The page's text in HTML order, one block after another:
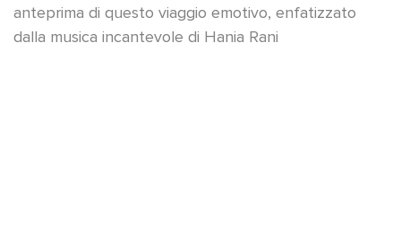
anteprima di questo viaggio emotivo, enfatizzato
dalla musica incantevole di Hania Rani